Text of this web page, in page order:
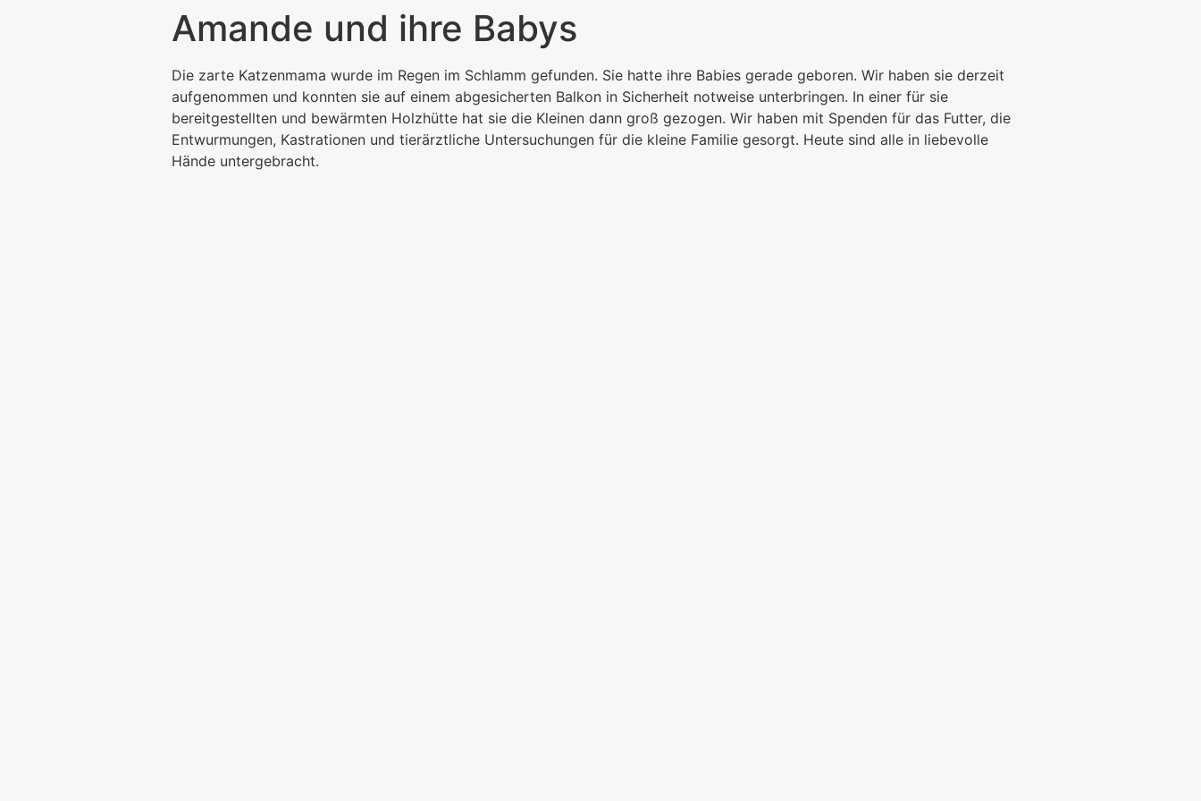
Amande und ihre Babys
Die zarte Katzenmama wurde im Regen im Schlamm gefunden. Sie hatte ihre Babies gerade geboren. Wir haben sie derzeit
aufgenommen und konnten sie auf einem abgesicherten Balkon in Sicherheit notweise unterbringen. In einer für sie
bereitgestellten und bewärmten Holzhütte hat sie die Kleinen dann groß gezogen. Wir haben mit Spenden für das Futter, die
Entwurmungen, Kastrationen und tierärztliche Untersuchungen für die kleine Familie gesorgt. Heute sind alle in liebevolle
Hände untergebracht.